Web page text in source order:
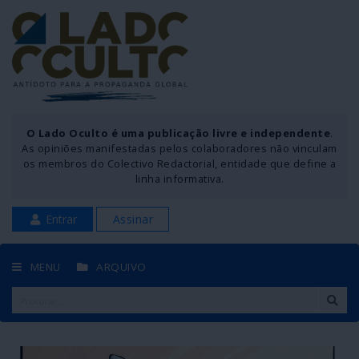
O Lado Oculto é uma publicação livre e independente.
As opiniões manifestadas pelos colaboradores não vinculam
os membros do Colectivo Redactorial, entidade que define a
linha informativa.
Entrar Assinar
MENU ARQUIVO